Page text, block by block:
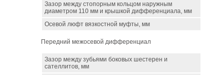
Зазор между стопорным кольцом наружным
диаметром 110 мм и крышкой дифференциала, мм
Осевой люфт вязкостной муфты, мм
Передний межосевой дифференциал
Зазор между зубьями боковых шестерен и
сателлитов, мм